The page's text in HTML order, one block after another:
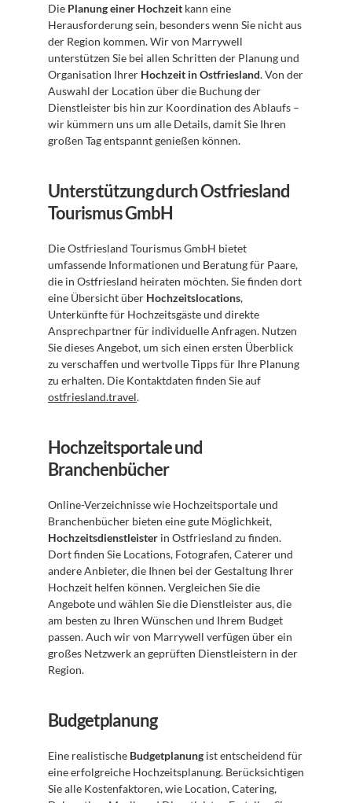
Die Planung einer Hochzeit kann eine
Herausforderung sein, besonders wenn Sie nicht aus
der Region kommen. Wir von Marrywell
unterstützen Sie bei allen Schritten der Planung und
Organisation Ihrer Hochzeit in Ostfriesland. Von der
Auswahl der Location über die Buchung der
Dienstleister bis hin zur Koordination des Ablaufs –
wir kümmern uns um alle Details, damit Sie Ihren
großen Tag entspannt genießen können.
Unterstützung durch Ostfriesland
Tourismus GmbH
Die Ostfriesland Tourismus GmbH bietet
umfassende Informationen und Beratung für Paare,
die in Ostfriesland heiraten möchten. Sie finden dort
eine Übersicht über Hochzeitslocations,
Unterkünfte für Hochzeitsgäste und direkte
Ansprechpartner für individuelle Anfragen. Nutzen
Sie dieses Angebot, um sich einen ersten Überblick
zu verschaffen und wertvolle Tipps für Ihre Planung
ostfriesland.travel.
Hochzeitsportale und
Branchenbücher
Online-Verzeichnisse wie Hochzeitsportale und
Hochzeitsdienstleister in Ostfriesland zu finden.
Dort finden Sie Locations, Fotografen, Caterer und
andere Anbieter, die Ihnen bei der Gestaltung Ihrer
Hochzeit helfen können. Vergleichen Sie die
Angebote und wählen Sie die Dienstleister aus, die
am besten zu Ihren Wünschen und Ihrem Budget
passen. Auch wir von Marrywell verfügen über ein
großes Netzwerk an geprüften Dienstleistern in der
Region.
Budgetplanung
Eine realistische Budgetplanung ist entscheidend für
eine erfolgreiche Hochzeitsplanung. Berücksichtigen
Sie alle Kostenfaktoren, wie Location, Catering,